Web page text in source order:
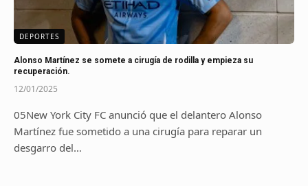
DEPORTES
Alonso Martínez se somete a cirugía de rodilla y empieza su
recuperación.
12/01/2025
05New York City FC anunció que el delantero Alonso
Martínez fue sometido a una cirugía para reparar un
desgarro del…